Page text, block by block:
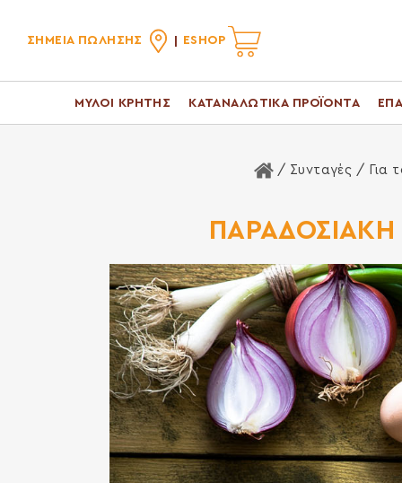
ΣΗΜΕΙΑ ΠΩΛΗΣΗΣ ESHOP
ΜΥΛΟΙ ΚΡΗΤΗΣ ΚΑΤΑΝΑΛΩΤΙΚΑ ΠΡΟΪΟΝΤΑ
Αρχική Σελίδα
/ Συνταγές / Για